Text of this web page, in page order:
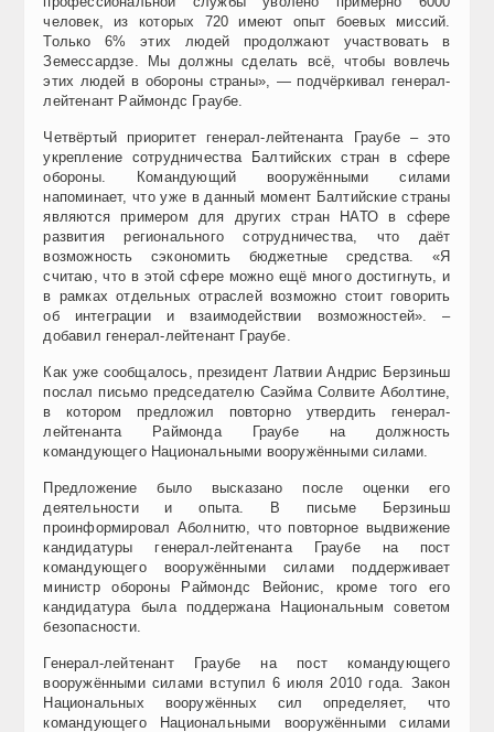
человек, из которых 720 имеют опыт боевых миссий.
Только 6% этих людей продолжают участвовать в
Земессардзе. Мы должны сделать всё, чтобы вовлечь
этих людей в обороны страны», — подчёркивал генерал-
лейтенант Раймондс Граубе.
Четвёртый приоритет генерал-лейтенанта Граубе – это
укрепление сотрудничества Балтийских стран в сфере
обороны. Командующий вооружёнными силами
напоминает, что уже в данный момент Балтийские страны
являются примером для других стран НАТО в сфере
развития регионального сотрудничества, что даёт
возможность сэкономить бюджетные средства. «Я
считаю, что в этой сфере можно ещё много достигнуть, и
в рамках отдельных отраслей возможно стоит говорить
об интеграции и взаимодействии возможностей». –
добавил генерал-лейтенант Граубе.
Как уже сообщалось, президент Латвии Андрис Берзиньш
послал письмо председателю Саэйма Солвите Аболтине,
в котором предложил повторно утвердить генерал-
лейтенанта Раймонда Граубе на должность
командующего Национальными вооружёнными силами.
Предложение было высказано после оценки его
деятельности и опыта. В письме Берзиньш
проинформировал Аболнитю, что повторное выдвижение
кандидатуры генерал-лейтенанта Граубе на пост
командующего вооружёнными силами поддерживает
министр обороны Раймондс Вейонис, кроме того его
кандидатура была поддержана Национальным советом
безопасности.
Генерал-лейтенант Граубе на пост командующего
вооружёнными силами вступил 6 июля 2010 года. Закон
Национальных вооружённых сил определяет, что
командующего Национальными вооружёнными силами